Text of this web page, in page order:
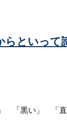
らといって
」 「黒い」 「